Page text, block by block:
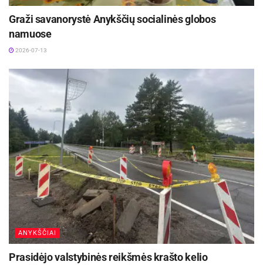
Graži savanorystė Anykščių socialinės globos
namuose
2026-07-13
ANYKŠČIAI
Prasidėjo valstybinės reikšmės krašto kelio